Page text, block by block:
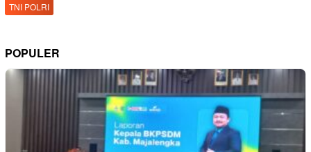
TNI POLRI
POPULER